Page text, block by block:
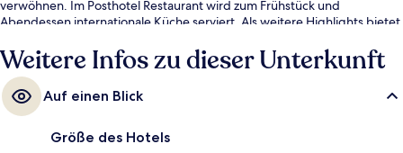
verwöhnen. Im Posthotel Restaurant wird zum Frühstück und
Abendessen internationale Küche serviert. Als weitere Highlights bietet
Strömungskanal. Ebenfalls vorhanden sind ein Skiraum, ein Skiverleih
und Skiunterricht.
Weitere Infos zu dieser Unterkunft
Auf einen Blick
Größe des Hotels